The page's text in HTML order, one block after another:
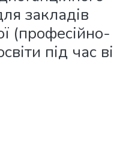
закладів
(професійно-
під час